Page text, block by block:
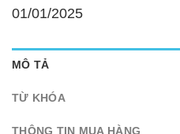
01/01/2025
MÔ TẢ
TỪ KHÓA
THÔNG TIN MUA HÀNG